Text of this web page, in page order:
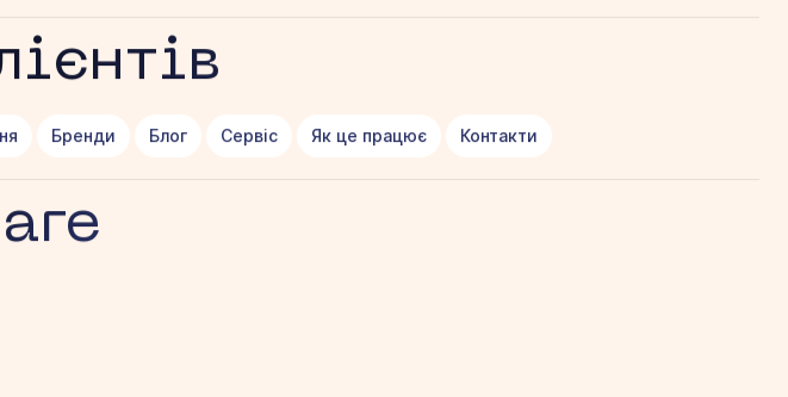
Бренди Блог Сервіс Як це працює Контакти